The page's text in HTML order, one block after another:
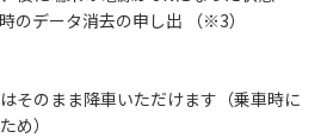
のデータ消去の申し出 （※3）
そのまま降車いただけます（乗車時に
め）